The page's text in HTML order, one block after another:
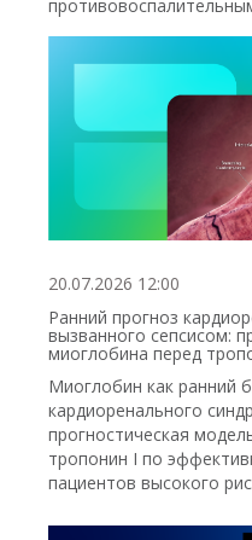
20.07.2026 12:00
Ранний прогноз
вызванного сепсисом:
миоглобина перед
Миоглобин как ранний
кардиоренального
прогностическая
тропонин I по
пациентов высокого